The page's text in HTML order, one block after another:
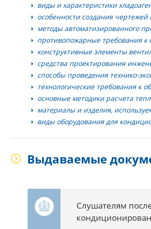
виды и характеристики
особенности создания чертежей
методы автоматизированного
противопожарные требования к
конструктивные элементы
средства проектирования
способы проведения технико-
технологические требования к
основные методики расчета
материалы и изделия,
виды оборудования для
Выдаваемые
Слушателям